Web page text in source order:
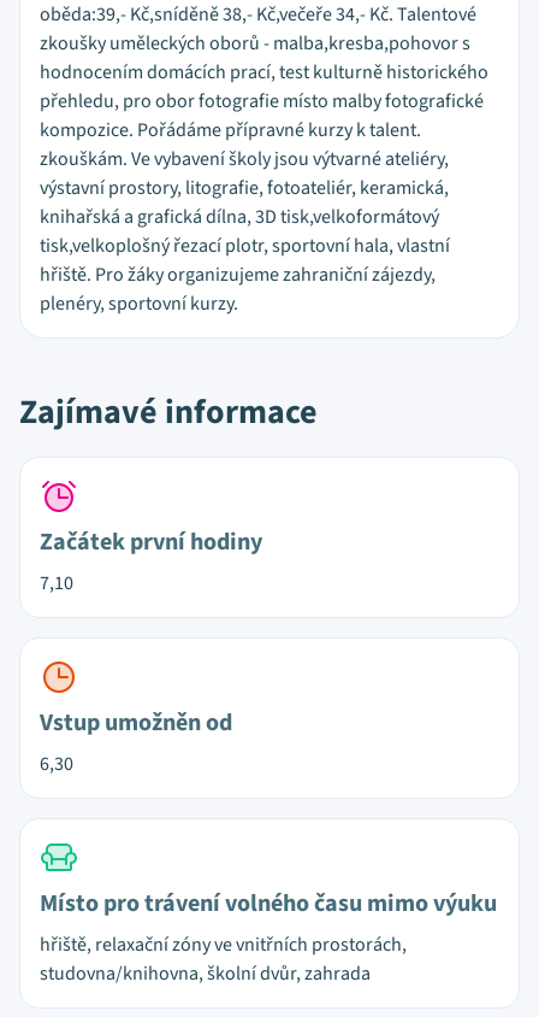
oběda:39,- Kč,sníděně 38,- Kč,večeře 34,- Kč. Talentové
zkoušky uměleckých oborů - malba,kresba,pohovor s
hodnocením domácích prací, test kulturně historického
přehledu, pro obor fotografie místo malby fotografické
kompozice. Pořádáme přípravné kurzy k talent.
zkouškám. Ve vybavení školy jsou výtvarné ateliéry,
výstavní prostory, litografie, fotoateliér, keramická,
knihařská a grafická dílna, 3D tisk,velkoformátový
tisk,velkoplošný řezací plotr, sportovní hala, vlastní
hřiště. Pro žáky organizujeme zahraniční zájezdy,
plenéry, sportovní kurzy.
Zajímavé informace
Začátek první hodiny
7,10
Vstup umožněn od
6,30
Místo pro trávení volného času mimo výuku
hřiště, relaxační zóny ve vnitřních prostorách,
studovna/knihovna, školní dvůr, zahrada